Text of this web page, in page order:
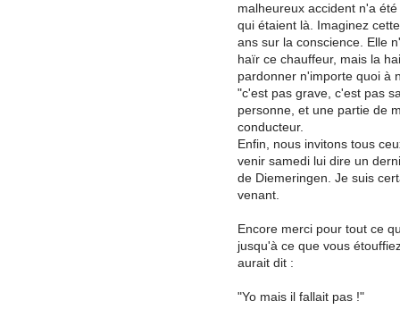
malheureux accident n'a
qui étaient là. Imaginez
ans sur la conscience. Elle
haïr ce chauffeur, mais la
pardonner n'importe quoi à
"c'est pas grave, c'est pas
personne, et une partie de
conducteur.
Enfin, nous invitons tous
venir samedi lui dire un
de Diemeringen. Je suis
venant.
Encore merci pour tout ce
jusqu'à ce que vous
aurait dit :
"Yo mais il fallait pas !"